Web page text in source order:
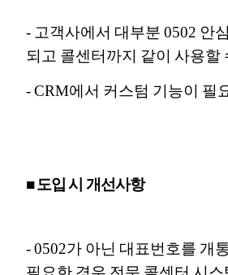
- 고객사에서 대부분 0502 안
되고 콜센터까지 같이 사용할
- CRM에서 커스텀 기능이 필
■ 도입 시 개선사항
-0502가 아닌 대표번호를 개